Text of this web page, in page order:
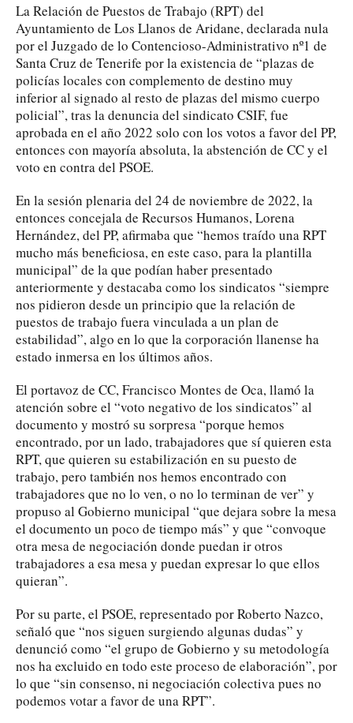
La Relación de Puestos de Trabajo (RPT) del
Ayuntamiento de Los Llanos de Aridane, declarada nula
por el Juzgado de lo Contencioso-Administrativo nº1 de
Santa Cruz de Tenerife por la existencia de “plazas de
policías locales con complemento de destino muy
inferior al signado al resto de plazas del mismo cuerpo
policial”, tras la denuncia del sindicato CSIF, fue
aprobada en el año 2022 solo con los votos a favor del PP,
entonces con mayoría absoluta, la abstención de CC y el
voto en contra del PSOE.
En la sesión plenaria del 24 de noviembre de 2022, la
entonces concejala de Recursos Humanos, Lorena
Hernández, del PP, afirmaba que “hemos traído una RPT
mucho más beneficiosa, en este caso, para la plantilla
municipal” de la que podían haber presentado
anteriormente y destacaba como los sindicatos “siempre
nos pidieron desde un principio que la relación de
puestos de trabajo fuera vinculada a un plan de
estabilidad”, algo en lo que la corporación llanense ha
estado inmersa en los últimos años.
El portavoz de CC, Francisco Montes de Oca, llamó la
atención sobre el “voto negativo de los sindicatos” al
documento y mostró su sorpresa “porque hemos
encontrado, por un lado, trabajadores que sí quieren esta
RPT, que quieren su estabilización en su puesto de
trabajo, pero también nos hemos encontrado con
trabajadores que no lo ven, o no lo terminan de ver” y
propuso al Gobierno municipal “que dejara sobre la mesa
el documento un poco de tiempo más” y que “convoque
otra mesa de negociación donde puedan ir otros
trabajadores a esa mesa y puedan expresar lo que ellos
quieran”.
Por su parte, el PSOE, representado por Roberto Nazco,
señaló que “nos siguen surgiendo algunas dudas” y
denunció como “el grupo de Gobierno y su metodología
nos ha excluido en todo este proceso de elaboración”, por
lo que “sin consenso, ni negociación colectiva pues no
podemos votar a favor de una RPT”.